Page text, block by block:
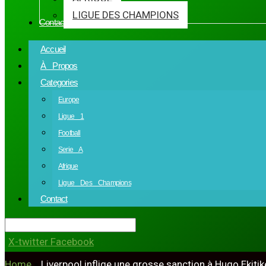
LIGUE DES CHAMPIONS
Contact
Accueil
À Propos
Categories
Europe
Ligue 1
Football
Serie A
Afrique
Ligue Des Champions
Contact
X-twitter Facebook